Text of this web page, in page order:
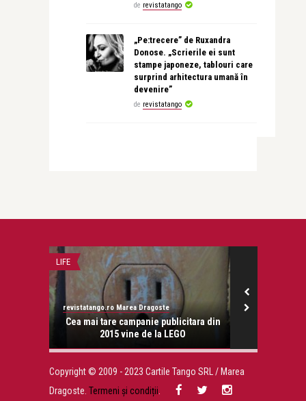
de revistatango
„Pe:trecere” de Ruxandra
Donose. „Scrierile ei sunt
stampe japoneze, tablouri care
surprind arhitectura umană în
devenire”
de revistatango
LIFE
revistatango.ro Marea Dragoste
Cea mai tare campanie publicitara din
2015 vine de la LEGO
Copyright © 2009 - 2023 Cartile Tango SRL / Marea
Dragoste. Termeni și condiții.